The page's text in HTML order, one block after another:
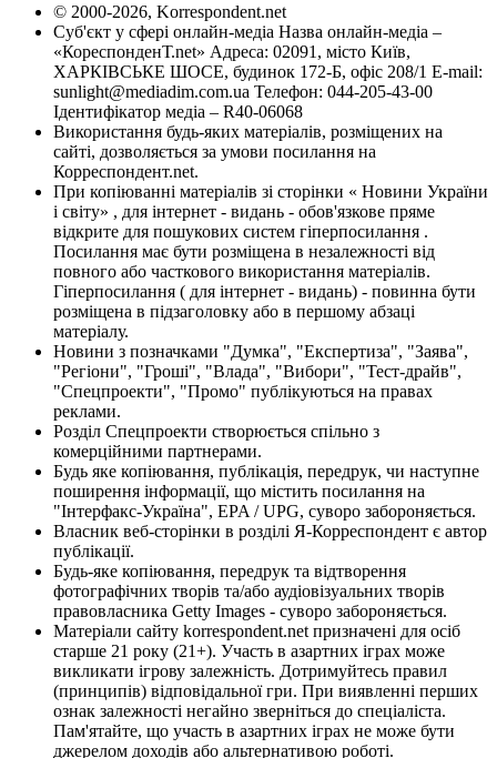
© 2000-2026, Korrespondent.net
Суб'єкт у сфері онлайн-медіа Назва онлайн-медіа –
«КореспонденТ.net» Адреса: 02091, місто Київ,
ХАРКІВСЬКЕ ШОСЕ, будинок 172-Б, офіс 208/1 E-mail:
sunlight@mediadim.com.ua Телефон: 044-205-43-00
Ідентифікатор медіа – R40-06068
Використання будь-яких матеріалів, розміщених на
сайті, дозволяється за умови посилання на
Корреспондент.net.
При копіюванні матеріалів зі сторінки « Новини України
і світу» , для інтернет - видань - обов'язкове пряме
відкрите для пошукових систем гіперпосилання .
Посилання має бути розміщена в незалежності від
повного або часткового використання матеріалів.
Гіперпосилання ( для інтернет - видань) - повинна бути
розміщена в підзаголовку або в першому абзаці
матеріалу.
Новини з позначками "Думка", "Експертиза", "Заява",
"Регіони", "Гроші", "Влада", "Вибори", "Тест-драйв",
"Спецпроекти", "Промо" публікуються на правах
реклами.
Розділ Спецпроекти створюється спільно з
комерційними партнерами.
Будь яке копіювання, публікація, передрук, чи наступне
поширення інформації, що містить посилання на
"Інтерфакс-Україна", EPA / UPG, суворо забороняється.
Власник веб-сторінки в розділі Я-Корреспондент є автор
публікації.
Будь-яке копіювання, передрук та відтворення
фотографічних творів та/або аудіовізуальних творів
правовласника Getty Images - суворо забороняється.
Матеріали сайту korrespondent.net призначені для осіб
старше 21 року (21+). Участь в азартних іграх може
викликати ігрову залежність. Дотримуйтесь правил
(принципів) відповідальної гри. При виявленні перших
ознак залежності негайно зверніться до спеціаліста.
Пам'ятайте, що участь в азартних іграх не може бути
джерелом доходів або альтернативою роботі.